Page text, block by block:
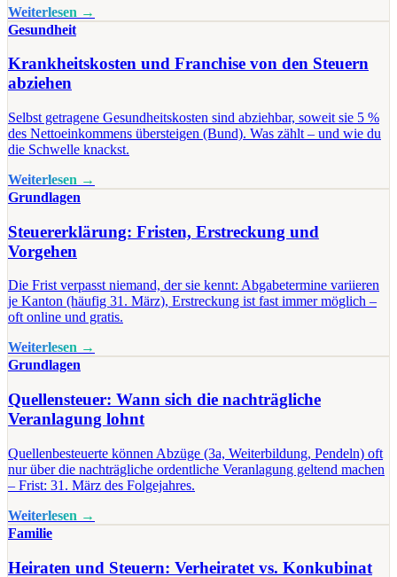
Weiterlesen →
Gesundheit
Krankheitskosten und Franchise von den Steuern
abziehen
Selbst getragene Gesundheitskosten sind abziehbar, soweit sie 5 %
des Nettoeinkommens übersteigen (Bund). Was zählt – und wie du
die Schwelle knackst.
Weiterlesen →
Grundlagen
Steuererklärung: Fristen, Erstreckung und
Vorgehen
Die Frist verpasst niemand, der sie kennt: Abgabetermine variieren
je Kanton (häufig 31. März), Erstreckung ist fast immer möglich –
oft online und gratis.
Weiterlesen →
Grundlagen
Quellensteuer: Wann sich die nachträgliche
Veranlagung lohnt
Quellenbesteuerte können Abzüge (3a, Weiterbildung, Pendeln) oft
nur über die nachträgliche ordentliche Veranlagung geltend machen
– Frist: 31. März des Folgejahres.
Weiterlesen →
Familie
Heiraten und Steuern: Verheiratet vs. Konkubinat